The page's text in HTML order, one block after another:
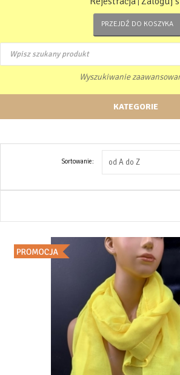
PRZEJDŹ DO KOSZYKA
Wyszukiwanie
KATEGORIE
Sortowanie: od A do Z